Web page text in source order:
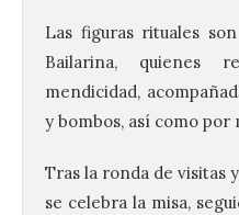
Las figuras rituales
Bailarina, quienes
mendicidad,
y bombos, así como por
Tras la ronda de visitas
se celebra la misa,
La 69FIDMA ha
este domingo una
edición del Día de
Astorga.